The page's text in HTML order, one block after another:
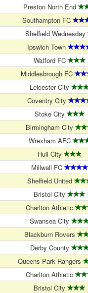
Preston North End
Southampton FC
Sheffield Wednesday
Ipswich Town
Watford FC
Middlesbrough FC
Leicester City
Coventry City
Stoke City
Birmingham City
Wrexham AFC
Hull City
Millwall FC
Sheffield United
Bristol City
Charlton Athletic
Swansea City
Blackburn Rovers
Derby County
Queens Park Rangers
Charlton Athletic
Bristol City